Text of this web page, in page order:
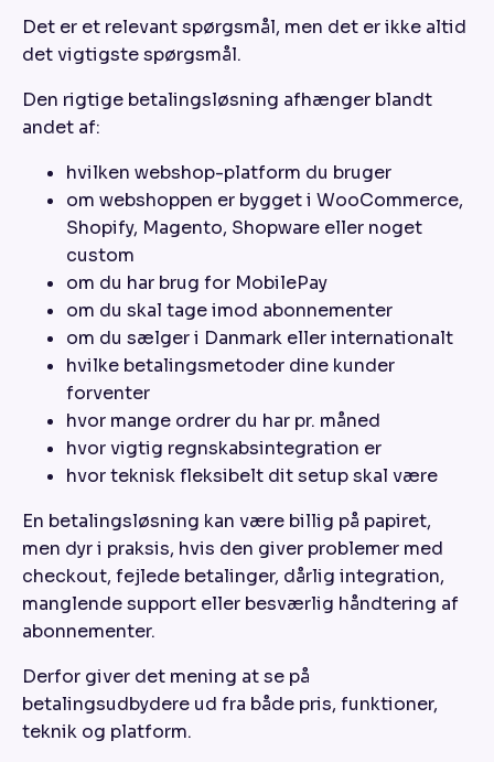
Det er et relevant spørgsmål, men det er ikke altid
det vigtigste spørgsmål.
Den rigtige betalingsløsning afhænger blandt
andet af:
hvilken webshop-platform du bruger
om webshoppen er bygget i WooCommerce,
Shopify, Magento, Shopware eller noget
custom
om du har brug for MobilePay
om du skal tage imod abonnementer
om du sælger i Danmark eller internationalt
hvilke betalingsmetoder dine kunder
forventer
hvor mange ordrer du har pr. måned
hvor vigtig regnskabsintegration er
hvor teknisk fleksibelt dit setup skal være
En betalingsløsning kan være billig på papiret,
men dyr i praksis, hvis den giver problemer med
checkout, fejlede betalinger, dårlig integration,
manglende support eller besværlig håndtering af
abonnementer.
Derfor giver det mening at se på
betalingsudbydere ud fra både pris, funktioner,
teknik og platform.